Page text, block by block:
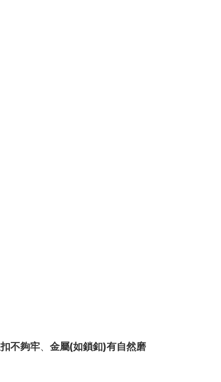
不夠牢、 金屬(如鎖釦)有自然磨